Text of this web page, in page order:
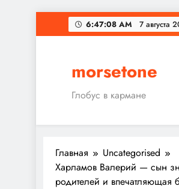
Перейти
к
6:47:09 AM 7 августа
morsetone
Глобус в кармане
Главная
Uncategorised
Харламов Валерий — сын
родителей и впечатляющая